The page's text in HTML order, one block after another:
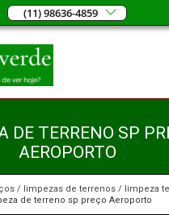
(11) 98636-4859
DE TERRENO SP
AEROPORTO
limpezas de terrenos
limpeza
de terreno sp preço Aeroporto